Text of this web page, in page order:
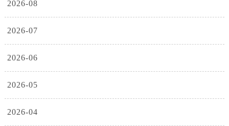
2026-08
2026-07
2026-06
2026-05
2026-04